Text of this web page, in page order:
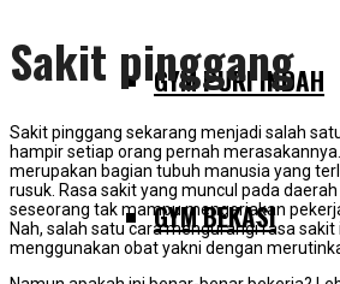
GYM PURI INDAH
GYM BEKASI
Sakit pinggang
Sakit pinggang sekarang menjadi salah
hampir setiap orang pernah
merupakan bagian tubuh manusia yang
rusuk. Rasa sakit yang muncul pada
seseorang tak mampu mengerjakan
Nah, salah satu cara mengurangi rasa
menggunakan obat yakni dengan